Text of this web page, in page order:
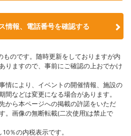
情報、電話番号を確認する
のです。随時更新をしておりますが内
りますので、事前にご確認の上おでかけ
情により、イベントの開催情報、施設の
などは変更になる場合があります。
から本ページへの掲載の許諾をいただ
。画像の無断転載(二次使用)は禁止で
％の内税表示です。